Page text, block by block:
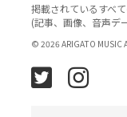
掲載されているすべ
(記事、画像、音声デ
© 2026 ARIGATO MUSIC